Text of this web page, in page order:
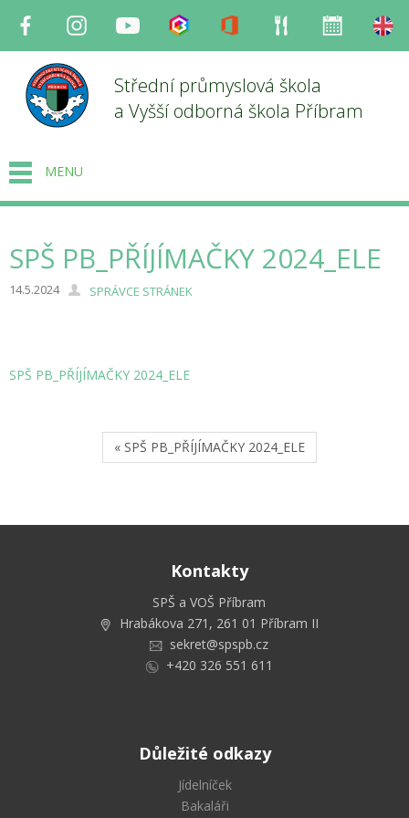
Facebook InstagramYoutube Bakaláři Office Strava
Střední průmyslová škola
a Vyšší odborná škola Příbram
MENU
SPŠ PB_PŘÍJÍMAČKY 2024_ELE
14.5.2024 SPRÁVCE STRÁNEK
SPŠ PB_PŘÍJÍMAČKY 2024_ELE
« SPŠ PB_PŘÍJÍMAČKY 2024_ELE
Kontakty
SPŠ a VOŠ Příbram
Hrabákova 271, 261 01 Příbram II
sekret@spspb.cz
+420 326 551 611
Důležité odkazy
Jídelníček
Bakaláři